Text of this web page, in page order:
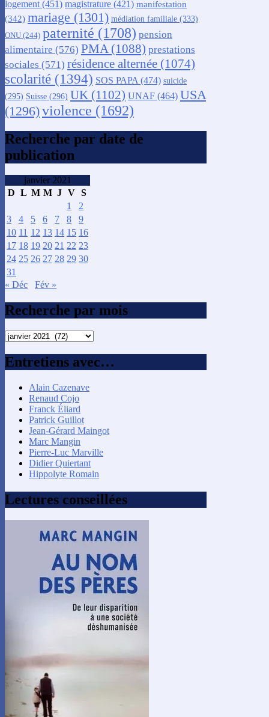
logement (451) magistrature (421) manifestation
(342) mariage (1301) médiation familiale (333)
ONU (244) paternité (1708) pension
alimentaire (576) PMA (1088) prestations
sociales (571) résidence alternée (1074)
scolarité (1394) SOS PAPA (474) suicide
(295) Suisse (296) UK (1102) UNAF (464) USA
(1296)violence (1692)
Recherche par date de
publication
janvier 2021
D L M M J V S
1
2
3
4 5 6 7 8
9
10 11 12 13 14 15 16
17 18 19 20 21 22 23
24 25 26 27 28 29 30
31
« Déc
Fév »
Recherche par mois
Recherche
mois
Entretiens avec…
Alain Cazenave
Renaud Cojo
Franck Éliard
Patrick Guillot
Jean-Gérard Maingot
Marc Mangin
Pierre-Luc Marville
Didier Quiertant
Hippolyte Romain
Lectures conseillées